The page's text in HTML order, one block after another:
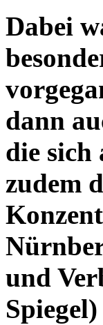
Dabei
dann
die sich
zudem
und
Spiegel)